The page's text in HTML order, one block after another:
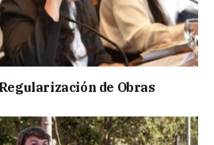
de Obras